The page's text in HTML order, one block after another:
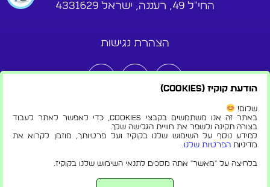
החי"ל 49, רעננה, ישראל 4331629
הצהרת נגישות
© 2024 כל הזכויות שמורות לקבוצת צ'יינה ישראל.
צריכים עזרה?
הודעת קוקיז (Cookies)
שלום!
באתר זה אנו משתמשים בקבצי Cookies, כדי לאפשר לאתר לעבוד
בצורה תקינה ולשפר את חוויית הגלישה שלך.
למידע נוסף על השימוש שלנו בקוקיז ועל פרטיותך, מוזמן לקרוא את
מדיניות הפרטיות שלנו.
בלחיצה על "מאשר" אתה מסכים לתנאי השימוש שלנו בקוקיז.